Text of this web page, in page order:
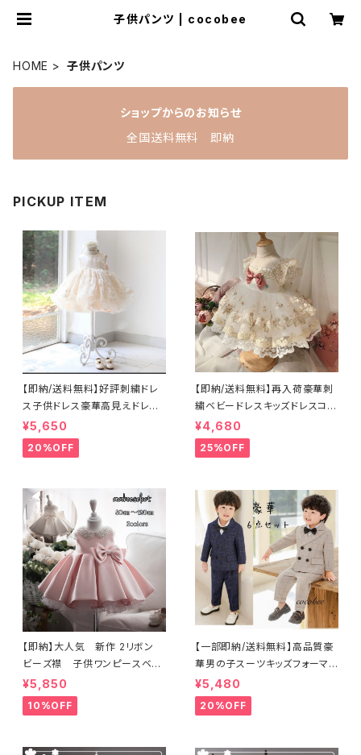
子供パンツ | cocobee
HOME 子供パンツ
ショップからのお知らせ
全国送料無料 即納
PICKUP ITEM
【即納/送料無料】好評刺繍ドレ
ス子供ドレス豪華高見えドレ
ス ネックビーズベビードレ
ス 女のドレス子供ドレス 女
の子ワンピース セレモニージ
ドレス豪華ドレス リングガール
フラワーガール結婚式 リボン
付き ふんわりボリュームドレス
8090100110120cm
¥5,650
20%OFF
【即納/送料無料】再入荷豪華刺
繍ベビードレスキッズドレスコン
クール演奏会ジュニアドレス
お誕生日撮影結婚式発表会ドレ
ス8090100110120㎝
¥4,680
25%OFF
【即納】大人気 新作 2リボン
ビーズ襟 子供ワンピースベビ
ードレス セレモニードレス
子供ドレス ホワイトドレス
結婚式フォーマルドレ リングガ
¥5,850
10%OFF
【一部即納/送料無料】高品質豪
華男の子スーツキッズフォーマル
スーツお買い得6点セットコサー
ジュ付き入学式入園式卒園式男
の子入学式卒業式ベージュネイ
発表会七五三撮影フォーマル
¥5,480
20%OFF